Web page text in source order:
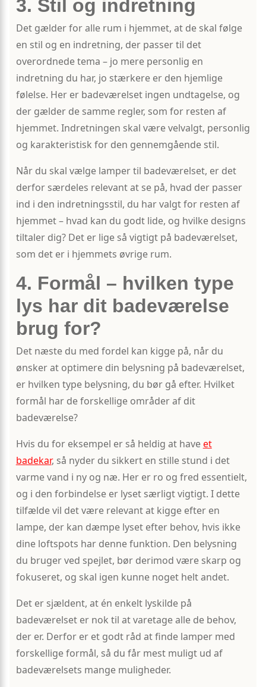
3. Stil og indretning
Det gælder for alle rum i hjemmet, at de skal følge
en stil og en indretning, der passer til det
overordnede tema – jo mere personlig en
indretning du har, jo stærkere er den hjemlige
følelse. Her er badeværelset ingen undtagelse, og
der gælder de samme regler, som for resten af
hjemmet. Indretningen skal være velvalgt, personlig
og karakteristisk for den gennemgående stil.
Når du skal vælge lamper til badeværelset, er det
derfor særdeles relevant at se på, hvad der passer
ind i den indretningsstil, du har valgt for resten af
hjemmet – hvad kan du godt lide, og hvilke designs
tiltaler dig? Det er lige så vigtigt på badeværelset,
som det er i hjemmets øvrige rum.
4. Formål – hvilken type
lys har dit badeværelse
brug for?
Det næste du med fordel kan kigge på, når du
ønsker at optimere din belysning på badeværelset,
er hvilken type belysning, du bør gå efter. Hvilket
formål har de forskellige områder af dit
badeværelse?
Hvis du for eksempel er så heldig at haveet
badekar, så nyder du sikkert en stille stund i det
varme vand i ny og næ. Her er ro og fred essentielt,
og i den forbindelse er lyset særligt vigtigt. I dette
tilfælde vil det være relevant at kigge efter en
lampe, der kan dæmpe lyset efter behov, hvis ikke
dine loftspots har denne funktion. Den belysning
du bruger ved spejlet, bør derimod være skarp og
fokuseret, og skal igen kunne noget helt andet.
Det er sjældent, at én enkelt lyskilde på
badeværelset er nok til at varetage alle de behov,
der er. Derfor er et godt råd at finde lamper med
forskellige formål, så du får mest muligt ud af
badeværelsets mange muligheder.